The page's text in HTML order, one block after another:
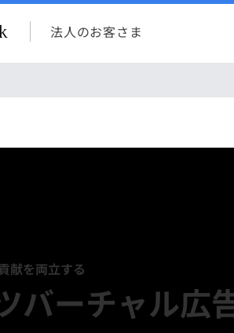
法人のお客さま
献を両立する
バーチャル広